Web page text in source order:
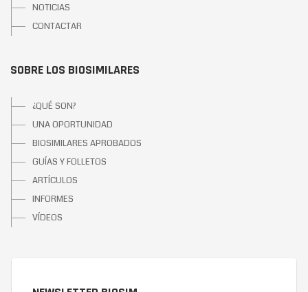
NOTICIAS
CONTACTAR
SOBRE LOS BIOSIMILARES
¿QUÉ SON?
UNA OPORTUNIDAD
BIOSIMILARES APROBADOS
GUÍAS Y FOLLETOS
ARTÍCULOS
INFORMES
VÍDEOS